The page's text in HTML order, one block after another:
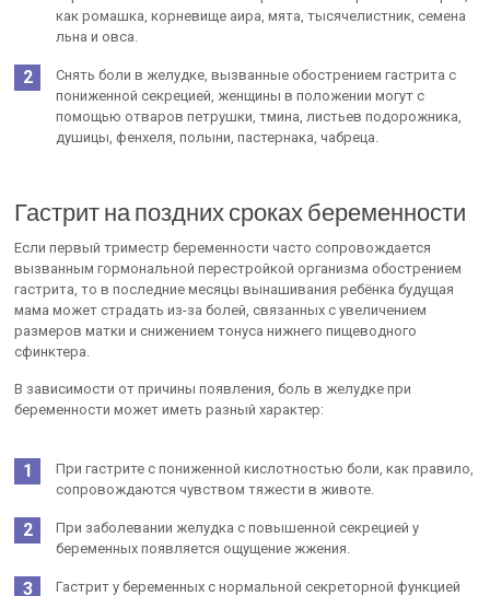
как ромашка, корневище аира, мята, тысячелистник, семена
льна и овса.
Снять боли в желудке, вызванные обострением гастрита с
пониженной секрецией, женщины в положении могут с
помощью отваров петрушки, тмина, листьев подорожника,
душицы, фенхеля, полыни, пастернака, чабреца.
Гастрит на поздних сроках беременности
Если первый триместр беременности часто сопровождается
вызванным гормональной перестройкой организма обострением
гастрита, то в последние месяцы вынашивания ребёнка будущая
мама может страдать из-за болей, связанных с увеличением
размеров матки и снижением тонуса нижнего пищеводного
сфинктера.
В зависимости от причины появления, боль в желудке при
беременности может иметь разный характер:
При гастрите с пониженной кислотностью боли, как правило,
сопровождаются чувством тяжести в животе.
При заболевании желудка с повышенной секрецией у
беременных появляется ощущение жжения.
Гастрит у беременных с нормальной секреторной функцией